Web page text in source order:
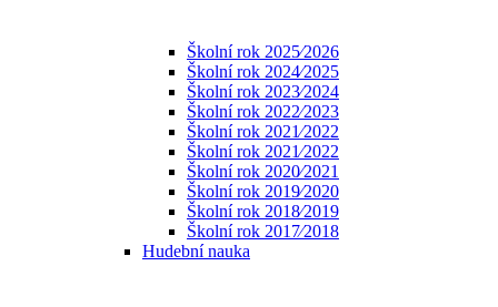
Školní rok 2025⁄2026
Školní rok 2024⁄2025
Školní rok 2023⁄2024
Školní rok 2022⁄2023
Školní rok 2021⁄2022
Školní rok 2021⁄2022
Školní rok 2020⁄2021
Školní rok 2019⁄2020
Školní rok 2018⁄2019
Školní rok 2017⁄2018
Hudební nauka